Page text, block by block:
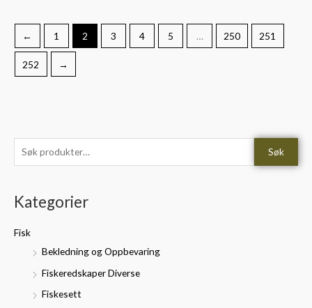
ø
e
Søk
Kategorier
Fisk
Bekledning og Oppbevaring
Fiskeredskaper Diverse
Fiskesett
ia
← 1 2 3 4 5 … 250 251
252 →